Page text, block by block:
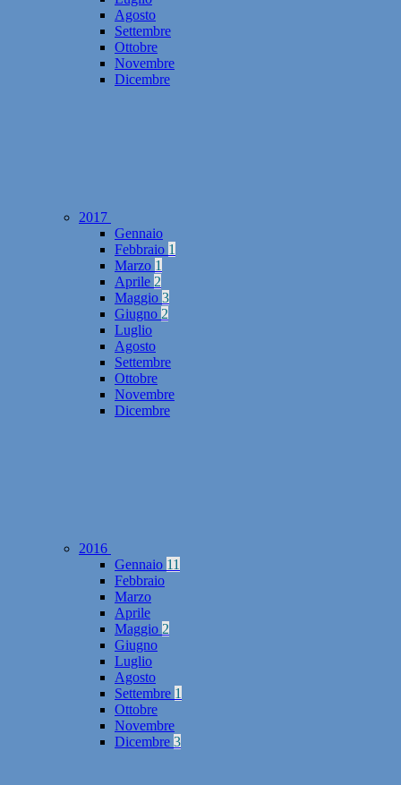
Agosto
Settembre
Ottobre
Novembre
Dicembre
2017
Gennaio
Febbraio 1
Marzo 1
Aprile 2
Maggio 3
Giugno 2
Luglio
Agosto
Settembre
Ottobre
Novembre
Dicembre
2016
Gennaio 11
Febbraio
Marzo
Aprile
Maggio 2
Giugno
Luglio
Agosto
Settembre 1
Ottobre
Novembre
Dicembre 3